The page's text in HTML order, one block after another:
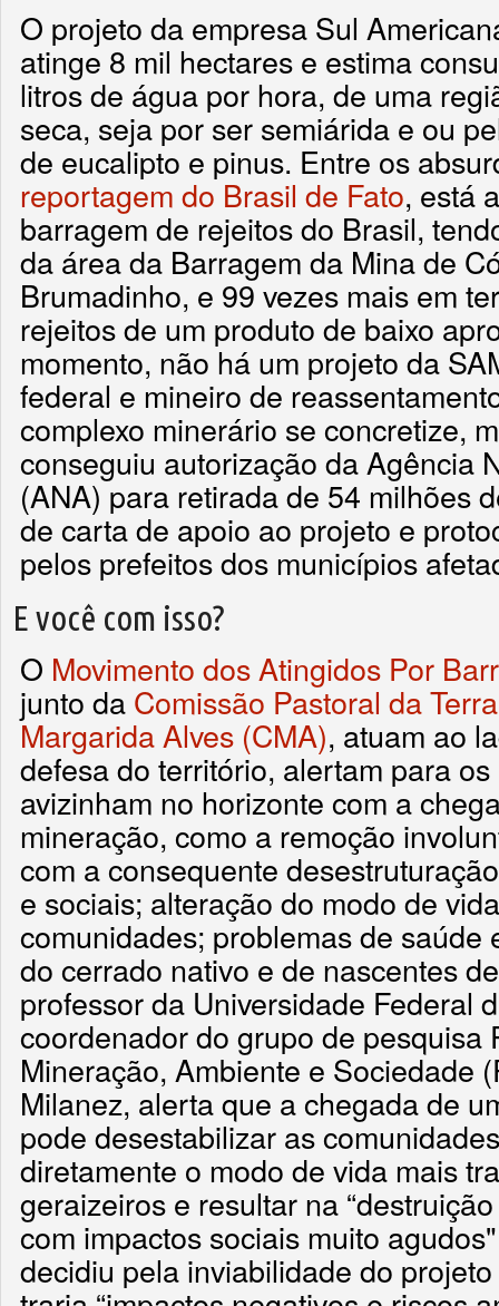
O projeto da empresa Sul
atinge 8 mil hectares e estima
litros de água por hora, de uma
seca, seja por ser semiárida e ou
de eucalipto e pinus. Entre os
reportagem do Brasil de Fato, está
barragem de rejeitos do Brasil,
da área da Barragem da Mina de
Brumadinho, e 99 vezes mais em
rejeitos de um produto de baixo
momento, não há um projeto da
federal e mineiro de
complexo minerário se concretize,
conseguiu autorização da Agência
(ANA) para retirada de 54 milhões
de carta de apoio ao projeto e
pelos prefeitos dos municípios
E você com isso?
O Movimento dos Atingidos Por
junto da Comissão Pastoral da
Margarida Alves (CMA), atuam ao
defesa do território, alertam para
avizinham no horizonte com a
mineração, como a remoção
com a consequente
e sociais; alteração do modo de
comunidades; problemas de saúde
do cerrado nativo e de nascentes
professor da Universidade Federal
coordenador do grupo de pesquisa
Mineração, Ambiente e Sociedade
Milanez, alerta que a chegada de
pode desestabilizar as
diretamente o modo de vida mais
geraizeiros e resultar na
com impactos sociais muito
decidiu pela inviabilidade do